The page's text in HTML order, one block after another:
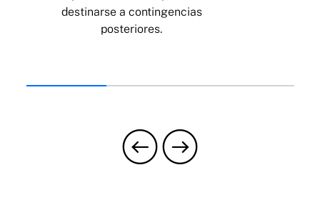
destinarse a contingencias
posteriores.